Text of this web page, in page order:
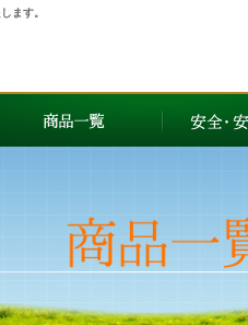
ます。